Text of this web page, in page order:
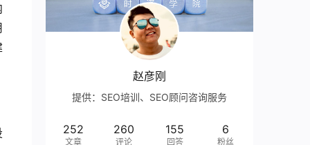
赵彦刚
提供：SEO培训、SEO顾问咨询服务
252
文章
260
评论
155
回答
6
粉丝